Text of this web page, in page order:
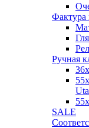
Фактура
Ручная
SALE